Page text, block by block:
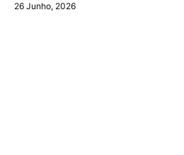
26 Junho, 2026